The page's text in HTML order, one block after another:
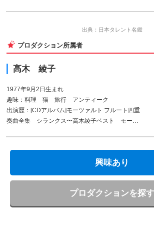
出典：日本タレント名鑑
プロダクション所属者
高木 綾子
1977年9月2日生まれ
趣味：料理 猫 旅行 アンティーク
出演歴：[CDアルバム]モーツァルト:フルート四重
奏曲全集 シランクス〜高木綾子ベスト モーツ
名曲集
興味あり
プロダクションを探す